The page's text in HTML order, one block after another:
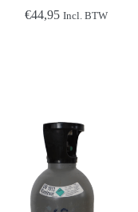
€44,95 Incl. BTW